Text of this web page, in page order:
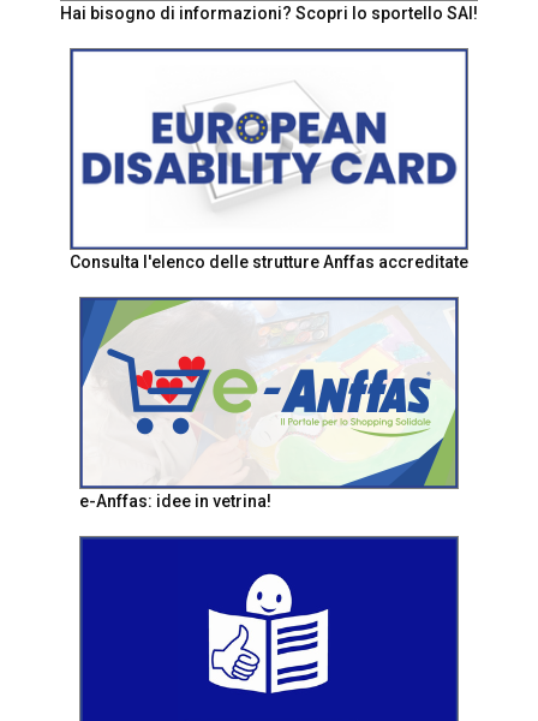
Hai bisogno di informazioni? Scopri lo sportello SAI!
Consulta l'elenco delle strutture Anffas accreditate
e-Anffas: idee in vetrina!